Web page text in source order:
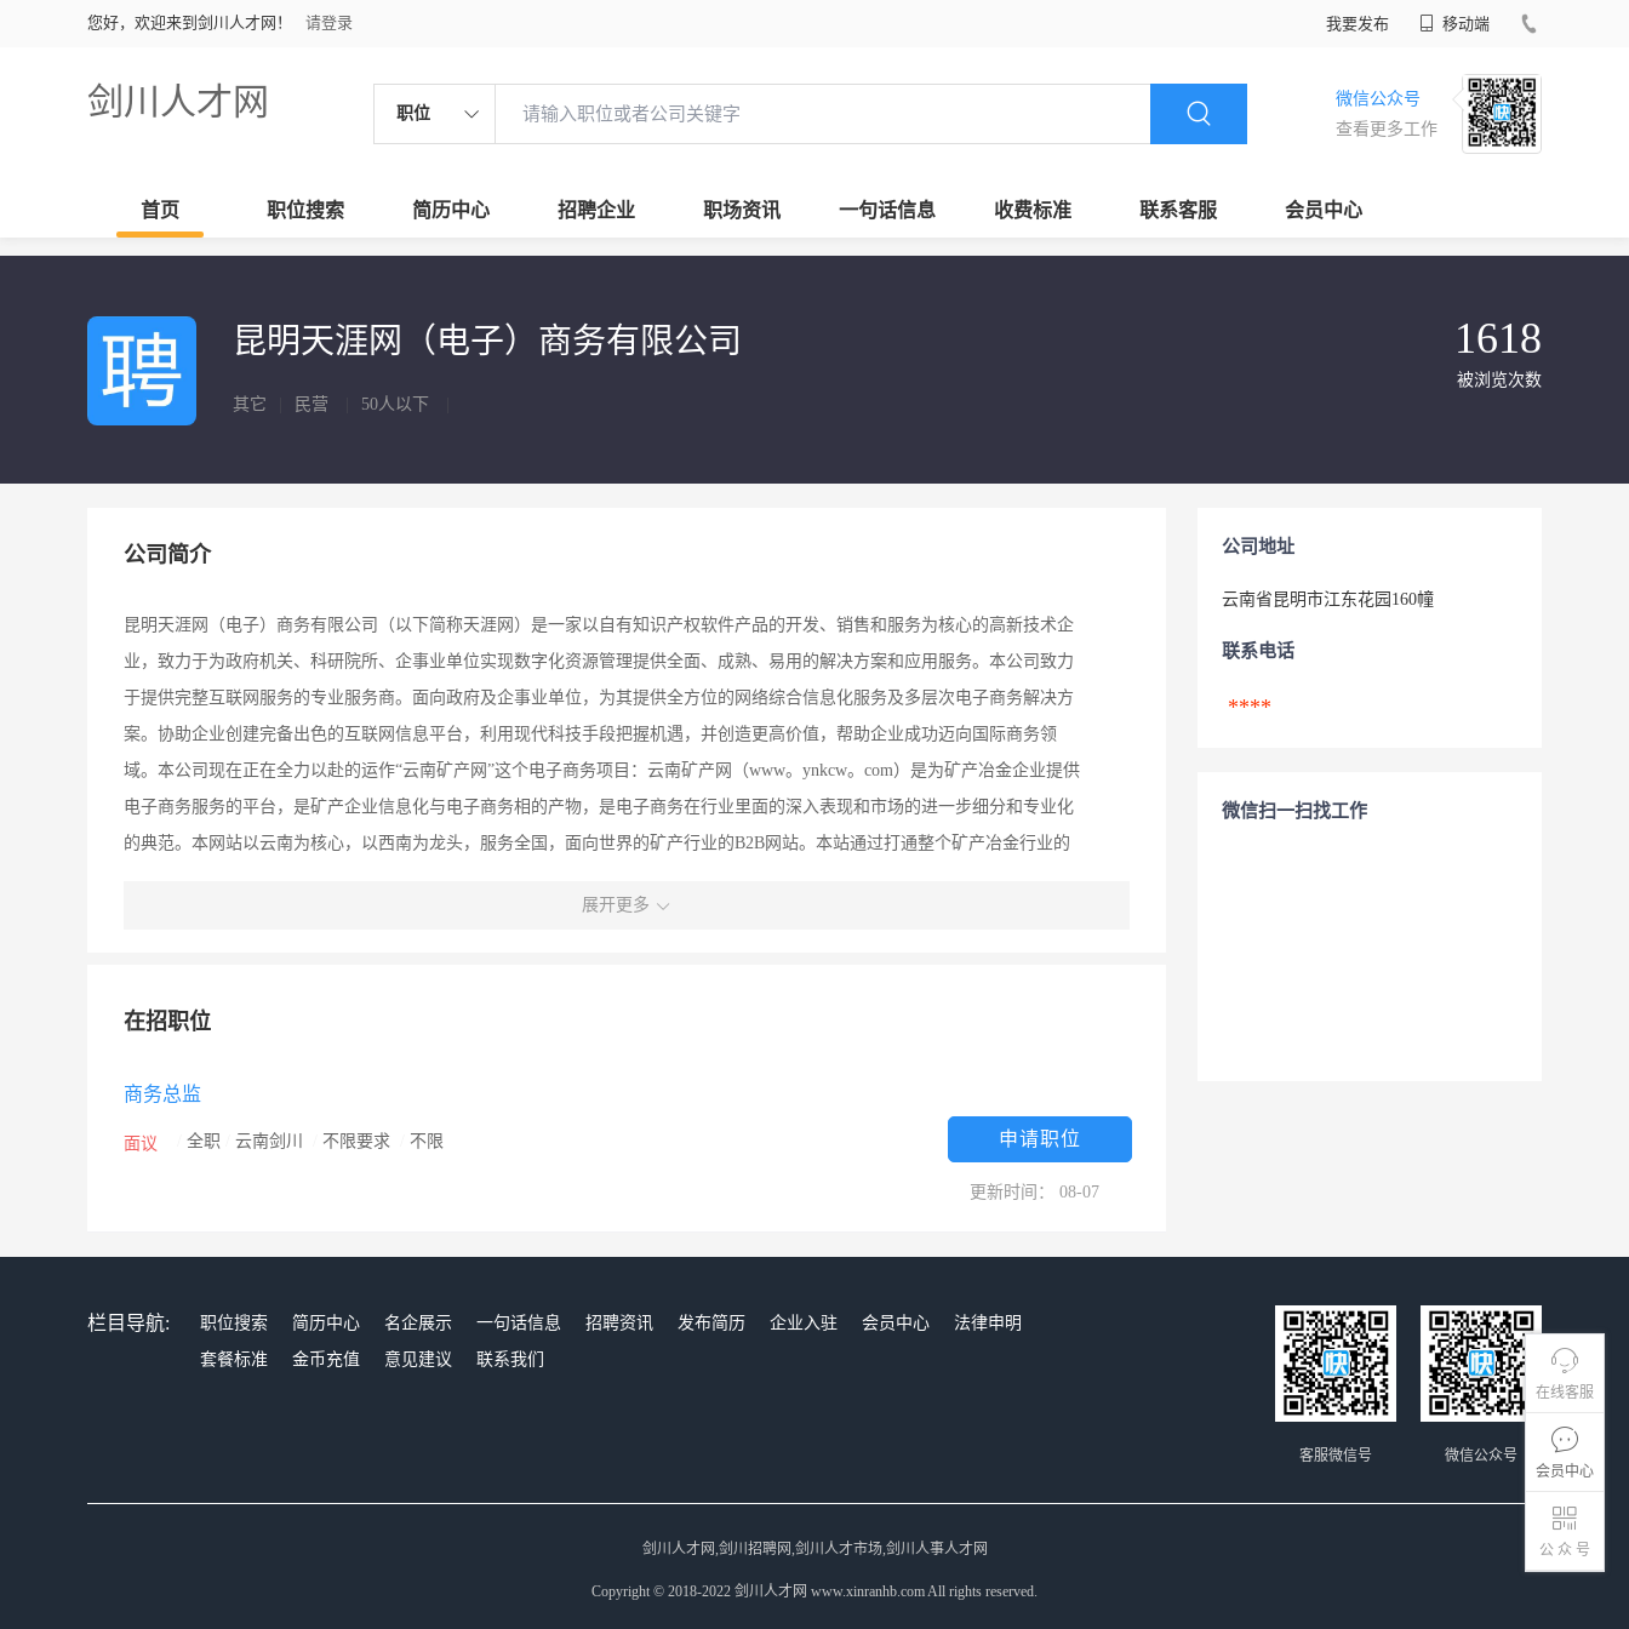
您好，欢迎来到剑川人才网！ 请登录 我要发布 移动端
剑川人才网 职位
微信公众号
查看更多工作
首页 职位搜索 简历中心 招聘企业 职场资讯 一句话信息 收费标准 联系客服 会员中心
在线客服
会员中心
公 众 号
昆明天涯网（电子）商务有限公司
其它 民营 50人以下
1618
被浏览次数
公司简介
昆明天涯网（电子）商务有限公司（以下简称天涯网）是一家以自有知识产权软件产品的开发、销售和服务为核心的高新技术企
业，致力于为政府机关、科研院所、企事业单位实现数字化资源管理提供全面、成熟、易用的解决方案和应用服务。本公司致力
于提供完整互联网服务的专业服务商。面向政府及企事业单位，为其提供全方位的网络综合信息化服务及多层次电子商务解决方
案。协助企业创建完备出色的互联网信息平台，利用现代科技手段把握机遇，并创造更高价值，帮助企业成功迈向国际商务领
域。本公司现在正在全力以赴的运作“云南矿产网”这个电子商务项目：云南矿产网（www。ynkcw。com）是为矿产冶金企业提供
电子商务服务的平台，是矿产企业信息化与电子商务相的产物，是电子商务在行业里面的深入表现和市场的进一步细分和专业化
的典范。本网站以云南为核心，以西南为龙头，服务全国，面向世界的矿产行业的B2B网站。本站通过打通整个矿产冶金行业的
整合者的姿态，充分利用网络技术和先进的市场理念，通过打通整个矿产冶金行业的产业链，减少中间环节，降低成本，提高效
展开更多
在招职位
商务总监
面议 全职 云南剑川 不限要求 不限 申请职位
更新时间： 08-07
公司地址
云南省昆明市江东花园160幢
联系电话
****
微信扫一扫找工作
栏目导航: 职位搜索 简历中心 名企展示 一句话信息 招聘资讯 发布简历 企业入驻 会员中心
法律申明
套餐标准
金币充值 意见建议 联系我们
微信公众号
客服微信号
剑川人才网,剑川招聘网,剑川人才市场,剑川人事人才网
Copyright © 2018-2022 剑川人才网 www.xinranhb.com All rights reserved.